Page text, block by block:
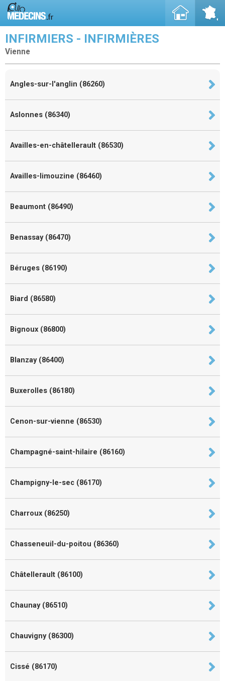
INFIRMIERS - INFIRMIÈRES
Vienne
Angles-sur-l'anglin (86260)
Aslonnes (86340)
Availles-en-châtellerault (86530)
Availles-limouzine (86460)
Beaumont (86490)
Benassay (86470)
Béruges (86190)
Biard (86580)
Bignoux (86800)
Blanzay (86400)
Buxerolles (86180)
Cenon-sur-vienne (86530)
Champagné-saint-hilaire (86160)
Champigny-le-sec (86170)
Charroux (86250)
Chasseneuil-du-poitou (86360)
Châtellerault (86100)
Chaunay (86510)
Chauvigny (86300)
Cissé (86170)